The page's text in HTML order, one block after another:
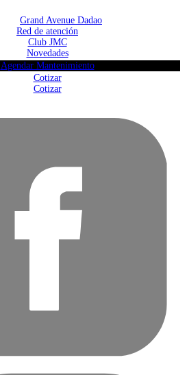
Grand Avenue Dadao
Red de atención
Club JMC
Novedades
Agendar Mantenimiento
Cotizar
Cotizar